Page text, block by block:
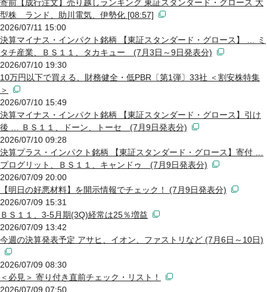
寄前【成行注文】売り越しランキング 東証スタンダード・グロース 大
型株 ランド、助川電気、伊勢化 [08:57]
2026/07/11 15:00
決算マイナス・インパクト銘柄 【東証スタンダード・グロース】 … ミ
タチ産業、ＢＳ１１、タカキュー (7月3日～9日発表分)
2026/07/10 19:30
10万円以下で買える、財務健全・低PBR〔第1弾〕33社 ＜割安株特集
＞
2026/07/10 15:49
決算マイナス・インパクト銘柄 【東証スタンダード・グロース】引け
後 … ＢＳ１１、ドーン、トーセ (7月9日発表分)
2026/07/10 09:28
決算プラス・インパクト銘柄 【東証スタンダード・グロース】寄付 …
プログリット、ＢＳ１１、キャンドゥ (7月9日発表分)
2026/07/09 20:00
【明日の好悪材料】を開示情報でチェック！ (7月9日発表分)
2026/07/09 15:31
ＢＳ１１、3-5月期(3Q)経常は25％増益
2026/07/09 13:42
今週の決算発表予定 アサヒ、イオン、ファストリなど (7月6日～10日)
2026/07/09 08:30
＜必見＞ 寄り付き直前チェック・リスト！
2026/07/09 07:50